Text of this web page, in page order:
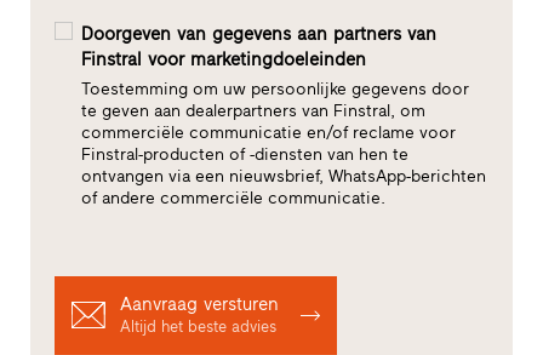
Doorgeven van gegevens aan partners van
Finstral voor marketingdoeleinden
Toestemming om uw persoonlijke gegevens door
te geven aan dealerpartners van Finstral, om
commerciële communicatie en/of reclame voor
Finstral-producten of -diensten van hen te
ontvangen via een nieuwsbrief, WhatsApp-berichten
of andere commerciële communicatie.
Aanvraag versturen
Altijd het beste advies